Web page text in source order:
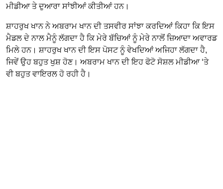
ਮੀਡੀਆ ਤੇ ਦੁਆਰਾ ਸਾਂਝੀਆਂ ਕੀਤੀਆਂ ਹਨ।
ਸ਼ਾਹਰੁਖ ਖਾਨ ਨੇ ਅਬਰਾਮ ਖਾਨ ਦੀ ਤਸਵੀਰ ਸਾਂਝਾ ਕਰਦਿਆਂ ਕਿਹਾ ਕਿ ਇਸ
ਮੈਡਲ ਦੇ ਨਾਲ ਮੈਨੂੰ ਲੱਗਦਾ ਹੈ ਕਿ ਮੇਰੇ ਬੱਚਿਆਂ ਨੂੰ ਮੇਰੇ ਨਾਲੋਂ ਜ਼ਿਆਦਾ ਅਵਾਰਡ
ਮਿਲੇ ਹਨ। ਸ਼ਾਹਰੁਖ ਖਾਨ ਦੀ ਇਸ ਪੋਸਟ ਨੂੰ ਵੇਖਦਿਆਂ ਅਜਿਹਾ ਲੱਗਦਾ ਹੈ,
ਜਿਵੇਂ ਉਹ ਬਹੁਤ ਖੁਸ਼ ਹੋਣ। ਅਬਰਾਮ ਖਾਨ ਦੀ ਇਹ ਫੋਟੋ ਸੋਸ਼ਲ ਮੀਡੀਆ ‘ਤੇ
ਵੀ ਬਹੁਤ ਵਾਇਰਲ ਹੋ ਰਹੀ ਹੈ।